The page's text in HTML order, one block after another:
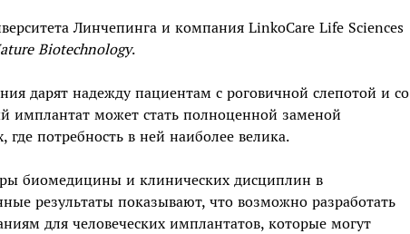
Линчепинга и компания LinkoCare Life Sciences
Biotechnology.
дарят надежду пациентам с роговичной слепотой и со
имплантат может стать полноценной заменой
где потребность в ней наиболее велика.
биомедицины и клинических дисциплин в
результаты показывают, что возможно разработать
для человеческих имплантатов, которые могут